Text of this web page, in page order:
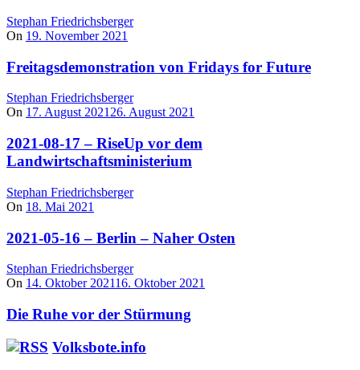
Stephan Friedrichsberger
On 19. November 2021
Freitagsdemonstration von Fridays for Future
Stephan Friedrichsberger
On 17. August 202126. August 2021
2021-08-17 – RiseUp vor dem
Landwirtschaftsministerium
Stephan Friedrichsberger
On 18. Mai 2021
2021-05-16 – Berlin – Naher Osten
Stephan Friedrichsberger
On 14. Oktober 202116. Oktober 2021
Die Ruhe vor der Stürmung
Volksbote.info